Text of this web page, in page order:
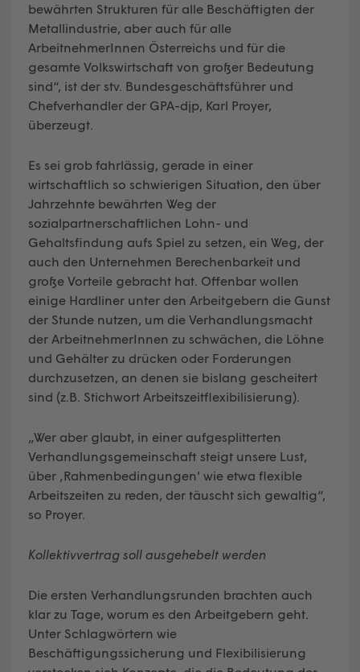
bewährten Strukturen für alle Beschäftigten der
Metallindustrie, aber auch für alle
ArbeitnehmerInnen Österreichs und für die
gesamte Volkswirtschaft von großer Bedeutung
sind“, ist der stv. Bundesgeschäftsführer und
Chefverhandler der GPA-djp, Karl Proyer,
überzeugt.
Es sei grob fahrlässig, gerade in einer
wirtschaftlich so schwierigen Situation, den über
Jahrzehnte bewährten Weg der
sozialpartnerschaftlichen Lohn- und
Gehaltsfindung aufs Spiel zu setzen, ein Weg, der
auch den Unternehmen Berechenbarkeit und
große Vorteile gebracht hat. Offenbar wollen
einige Hardliner unter den Arbeitgebern die Gunst
der Stunde nutzen, um die Verhandlungsmacht
der ArbeitnehmerInnen zu schwächen, die Löhne
und Gehälter zu drücken oder Forderungen
durchzusetzen, an denen sie bislang gescheitert
sind (z.B. Stichwort Arbeitszeitflexibilisierung).
„Wer aber glaubt, in einer aufgesplitterten
Verhandlungsgemeinschaft steigt unsere Lust,
über ‚Rahmenbedingungen’ wie etwa flexible
Arbeitszeiten zu reden, der täuscht sich gewaltig“,
so Proyer.
Kollektivvertrag soll ausgehebelt werden
Die ersten Verhandlungsrunden brachten auch
klar zu Tage, worum es den Arbeitgebern geht.
Unter Schlagwörtern wie
Beschäftigungssicherung und Flexibilisierung